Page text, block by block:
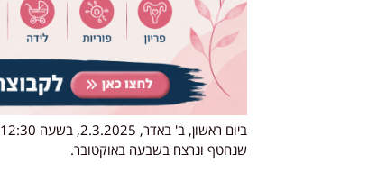
שנחטף ונרצח בשבעה באוקטובר.